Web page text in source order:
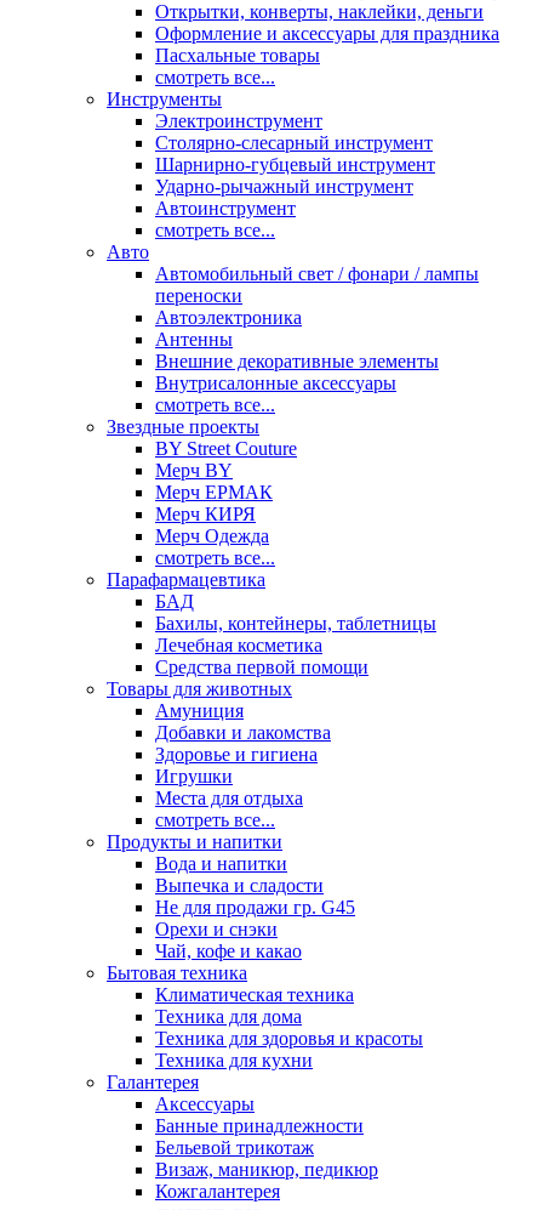
Открытки, конверты, наклейки, деньги
Оформление и аксессуары для праздника
Пасхальные товары
смотреть все...
Инструменты
Электроинструмент
Столярно-слесарный инструмент
Шарнирно-губцевый инструмент
Ударно-рычажный инструмент
Автоинструмент
смотреть все...
Авто
Автомобильный свет / фонари / лампы
переноски
Автоэлектроника
Антенны
Внешние декоративные элементы
Внутрисалонные аксессуары
смотреть все...
Звездные проекты
BY Street Couture
Мерч BY
Мерч ЕРМАК
Мерч КИРЯ
Мерч Одежда
смотреть все...
Парафармацевтика
БАД
Бахилы, контейнеры, таблетницы
Лечебная косметика
Средства первой помощи
Товары для животных
Амуниция
Добавки и лакомства
Здоровье и гигиена
Игрушки
Места для отдыха
смотреть все...
Продукты и напитки
Вода и напитки
Выпечка и сладости
Не для продажи гр. G45
Орехи и снэки
Чай, кофе и какао
Бытовая техника
Климатическая техника
Техника для дома
Техника для здоровья и красоты
Техника для кухни
Галантерея
Аксессуары
Банные принадлежности
Бельевой трикотаж
Визаж, маникюр, педикюр
Кожгалантерея